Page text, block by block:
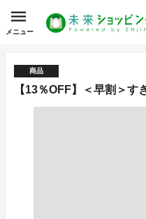
メニュー
商品
【13％OFF】＜早割＞す